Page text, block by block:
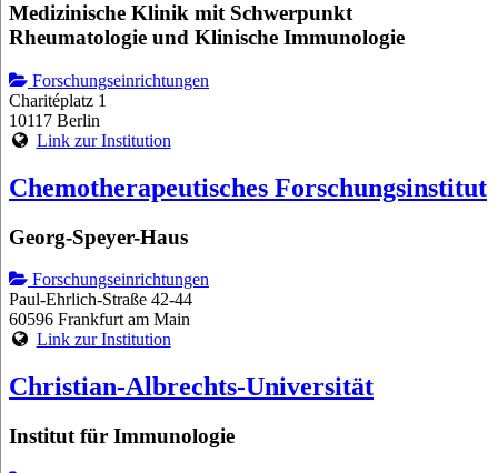
Medizinische Klinik mit Schwerpunkt
Rheumatologie und Klinische Immunologie
Forschungseinrichtungen
Charitéplatz 1
10117 Berlin
Link zur Institution
Chemotherapeutisches Forschungsinstitut
Georg-Speyer-Haus
Forschungseinrichtungen
Paul-Ehrlich-Straße 42-44
60596 Frankfurt am Main
Link zur Institution
Christian-Albrechts-Universität
Institut für Immunologie